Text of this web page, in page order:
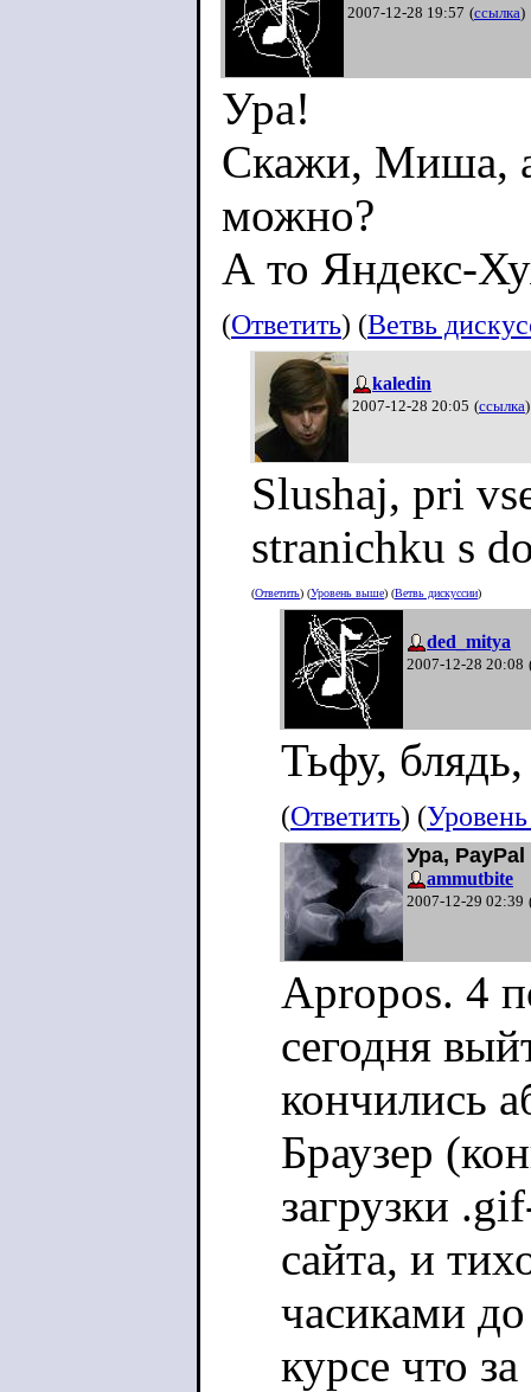
2007-12-28 19:57 (ссылка)
Ура!
Скажи, Миша,
можно?
А то Яндекс-
(Ответить) (Ветвь
kaledin
2007-12-28 20:05 (ссылка)
Slushaj, pri
stranichku s
(Ответить) (Уровень выше) (Ветвь дискуссии)
ded_mitya
2007-12-28 20:08
Тьфу,
(Ответить) (
Ура, PayPal
ammutbite
2007-12-29 02:39
Apropos. 4
сегодня
кончились
Браузер
загрузки
сайта, и
часиками
курсе что